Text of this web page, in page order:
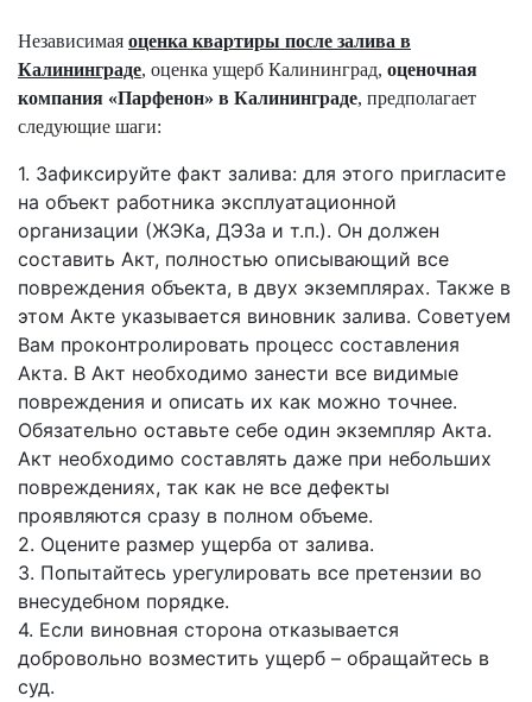
Независимая оценка квартиры после залива в
Калининграде, оценка ущерб Калининград, оценочная
компания «Парфенон» в Калининграде, предполагает
следующие шаги:
1. Зафиксируйте факт залива: для этого пригласите
на объект работника эксплуатационной
организации (ЖЭКа, ДЭЗа и т.п.). Он должен
составить Акт, полностью описывающий все
повреждения объекта, в двух экземплярах. Также в
этом Акте указывается виновник залива. Советуем
Вам проконтролировать процесс составления
Акта. В Акт необходимо занести все видимые
повреждения и описать их как можно точнее.
Обязательно оставьте себе один экземпляр Акта.
Акт необходимо составлять даже при небольших
повреждениях, так как не все дефекты
проявляются сразу в полном объеме.
2. Оцените размер ущерба от залива.
3. Попытайтесь урегулировать все претензии во
внесудебном порядке.
4. Если виновная сторона отказывается
добровольно возместить ущерб – обращайтесь в
суд.